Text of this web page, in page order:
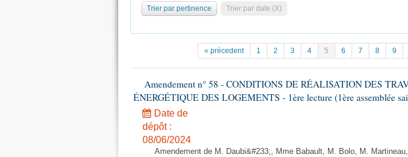
Trier par pertinence Trier par date (X)
« précedent 1 2 3 4 5 6 7 8 9
Amendement n° 58 - CONDITIONS DE RÉALISATION DES
ÉNERGÉTIQUE DES LOGEMENTS - 1ère lecture (1ère assemblée
Date de
dépôt :
08/06/2024
Amendement de M. Daubi&#233;, Mme Babault, M. Bolo, M.